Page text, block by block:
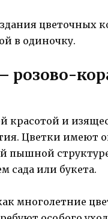
цветочных
в одиночку.
красотой и
Цветки имеют
пышной
сада или букета.
многолетние